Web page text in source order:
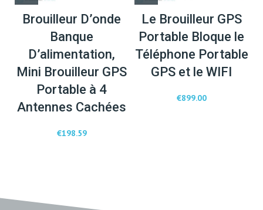
Brouilleur D’onde
Banque
D’alimentation,
Mini Brouilleur GPS
Portable à 4
Antennes Cachées
€198.59
Le Brouilleur GPS
Portable Bloque le
Téléphone Portable
GPS et le WIFI
€899.00